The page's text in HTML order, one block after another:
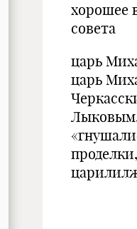
хорошее
совета
царь
царь